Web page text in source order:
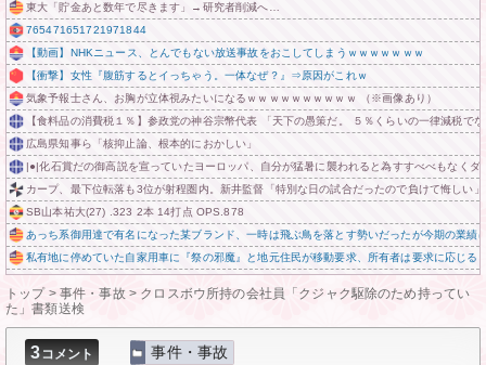
東大「貯金あと数年で尽きます」→研究者削減へ…
765471651721971844
【動画】NHKニュース、とんでもない放送事故をおこしてしまうｗｗｗｗｗｗｗ
【衝撃】女性『腹筋するとイっちゃう。一体なぜ？』⇒原因がこれｗ
気象予報士さん、お胸が立体視みたいになるｗｗｗｗｗｗｗｗｗｗ （※画像あり）
【食料品の消費税１％】参政党の神谷宗幣代表 「天下の愚策だ。 ５％くらいの一律減税で
広島県知事ら「核抑止論、根本的におかしい」
|●|化石賞だの御高説を宣っていたヨーロッパ、自分が猛暑に襲われると為すすべべもなく
カープ、最下位転落も3位が射程圏内。新井監督「特別な日の試合だったので負けて悔しい
SB山本祐大(27) .323 2本 14打点 OPS.878
あっち系御用達で有名になった某ブランド、一時は飛ぶ鳥を落とす勢いだったが今期の業
私有地に停めていた自家用車に『祭の邪魔』と地元住民が移動要求、所有者は要求に応じ
トップ> 事件・事故 > クロスボウ所持の会社員「クジャク駆除のため持ってい
た」書類送検
3コメント 事件・事故